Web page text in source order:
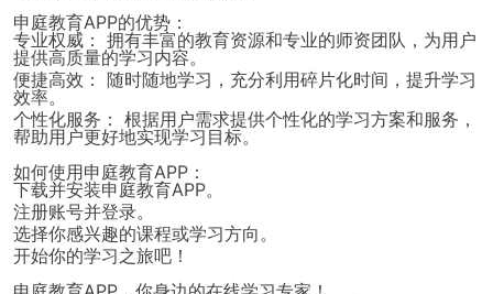
申庭教育APP的优势：
专业权威： 拥有丰富的教育资源和专业的师资团队，为用户
提供高质量的学习内容。
便捷高效：
随时随地学习，充分利用碎片化时间，提升学习
效率。
个性化服务： 根据用户需求提供个性化的学习方案和服务，
帮助用户更好地实现学习目标。
如何使用申庭教育APP：
下载并安装申庭教育APP。
注册账号并登录。
选择你感兴趣的课程或学习方向。
开始你的学习之旅吧！